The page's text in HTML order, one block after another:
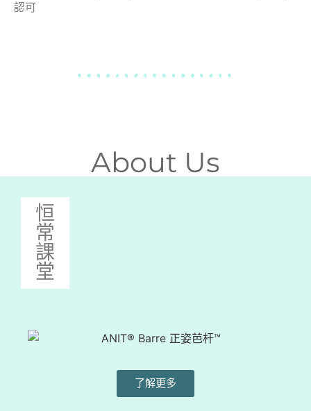
認可
About Us
恒
常
課
堂
了解更多